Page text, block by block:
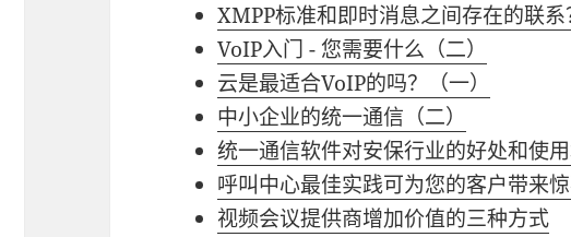
XMPP标准和即时消息之间存在的联系
VoIP入门 - 您需要什么（二）
云是最适合VoIP的吗？（一）
中小企业的统一通信（二）
统一通信软件对安保行业的好处和使
呼叫中心最佳实践可为您的客户带来惊
视频会议提供商增加价值的三种方式